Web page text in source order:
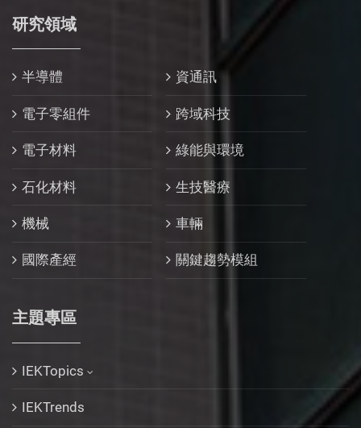
研究領域
半導體 資通訊
電子零組件 跨域科技
電子材料 綠能與環境
石化材料 生技醫療
機械 車輛
國際產經 關鍵趨勢模組
主題專區
IEKTopics
IEKTrends